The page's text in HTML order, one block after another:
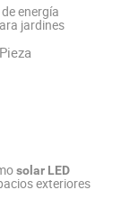
energía
jardines
Co., Ltd.
solar LED
exteriores